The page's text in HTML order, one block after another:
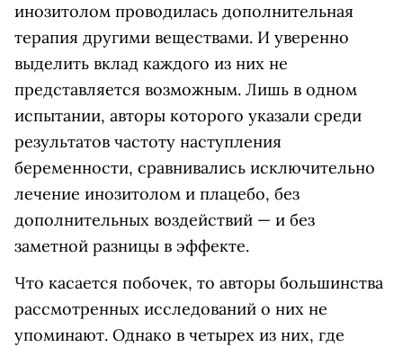
инозитолом проводилась дополнительная
терапия другими веществами. И уверенно
выделить вклад каждого из них не
представляется возможным. Лишь в одном
испытании, авторы которого указали среди
результатов частоту наступления
беременности, сравнивались исключительно
лечение инозитолом и плацебо, без
дополнительных воздействий — и без
заметной разницы в эффекте.
Что касается побочек, то авторы большинства
рассмотренных исследований о них не
упоминают. Однако в четырех из них, где